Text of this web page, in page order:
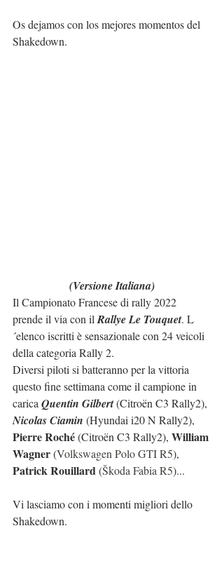
Os dejamos con los mejores momentos del
Shakedown.
(Versione Italiana)
Il Campionato Francese di rally 2022
prende il via con il Rallye Le Touquet. L
´elenco iscritti è sensazionale con 24 veicoli
della categoria Rally 2.
Diversi piloti si batteranno per la vittoria
questo fine settimana come il campione in
carica Quentin Gilbert (Citroën C3 Rally2),
Nicolas Ciamin (Hyundai i20 N Rally2),
Pierre Roché (Citroën C3 Rally2), William
Wagner (Volkswagen Polo GTI R5),
Patrick Rouillard (Škoda Fabia R5)...
Vi lasciamo con i momenti migliori dello
Shakedown.